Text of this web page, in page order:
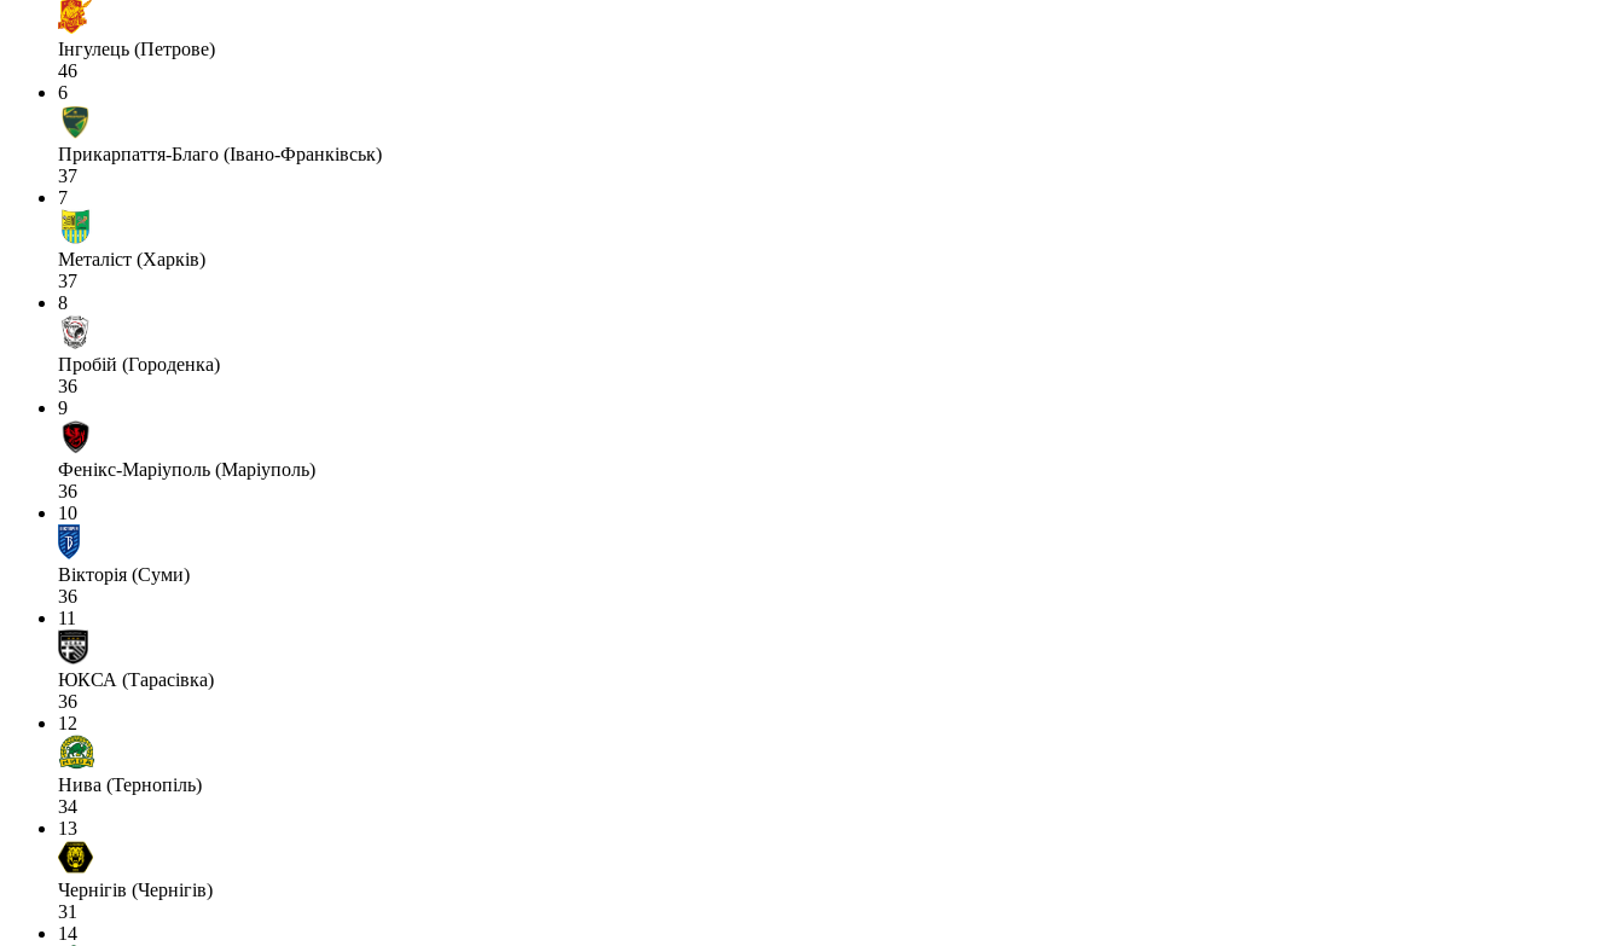
Інгулець (Петрове)
46
6
Прикарпаття-Благо (Івано-Франківськ)
37
7
Металіст (Харків)
37
8
Пробій (Городенка)
36
9
Фенікс-Маріуполь (Маріуполь)
36
10
Вікторія (Суми)
36
11
ЮКСА (Тарасівка)
36
12
Нива (Тернопіль)
34
13
Чернігів (Чернігів)
31
14